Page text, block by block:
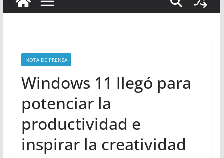
NOTA DE PRENSA
Windows 11 llegó para
potenciar la
productividad e
inspirar la creatividad